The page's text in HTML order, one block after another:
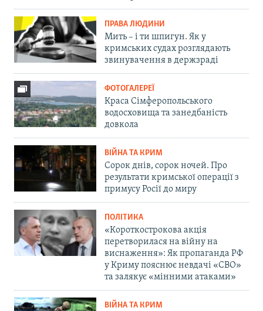
ПРАВА ЛЮДИНИ
Мить – і ти шпигун. Як у
кримських судах розглядають
звинувачення в держзраді
ФОТОГАЛЕРЕЇ
Краса Сімферопольського
водосховища та занедбаність
довкола
ВІЙНА ТА КРИМ
Сорок днів, сорок ночей. Про
результати кримської операції з
примусу Росії до миру
ПОЛІТИКА
«Короткострокова акція
перетворилася на війну на
виснаження»: Як пропаганда РФ
у Криму пояснює невдачі «СВО»
та залякує «мінними атаками»
ВІЙНА ТА КРИМ